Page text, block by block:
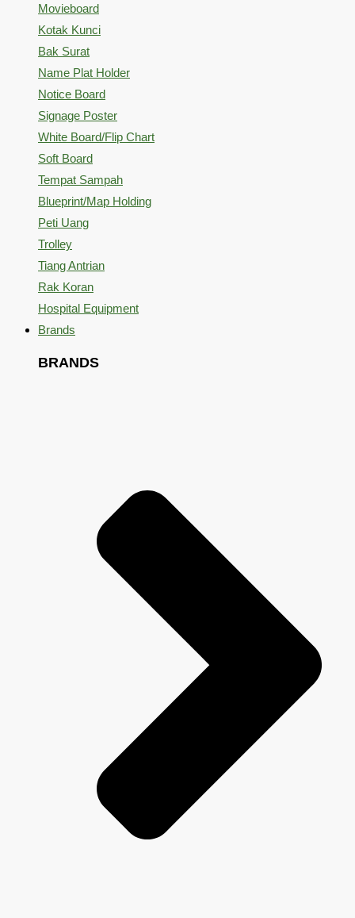
Movieboard
Kotak Kunci
Bak Surat
Name Plat Holder
Notice Board
Signage Poster
White Board/Flip Chart
Soft Board
Tempat Sampah
Blueprint/Map Holding
Peti Uang
Trolley
Tiang Antrian
Rak Koran
Hospital Equipment
Brands
BRANDS